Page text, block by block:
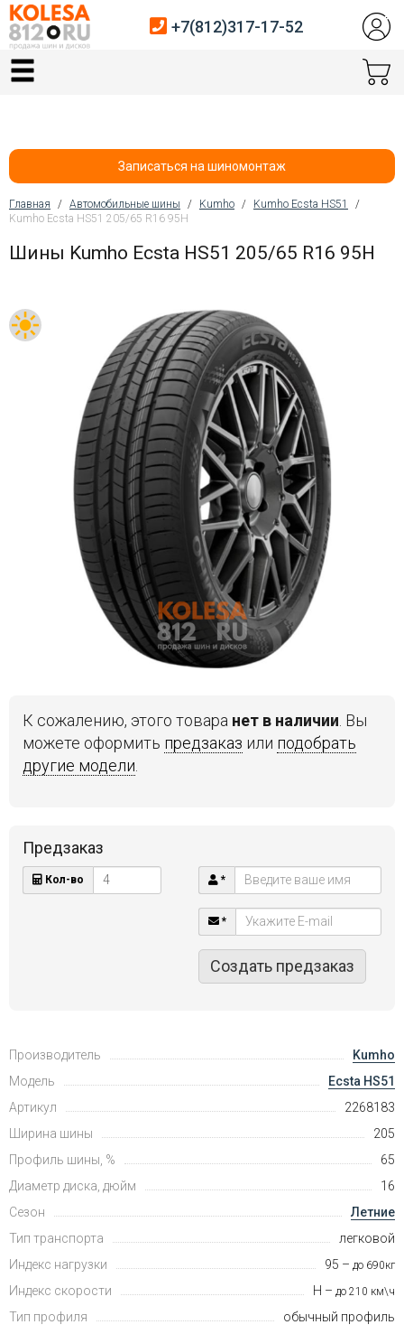
Главная
Автосервис
Хранение шин
Войти на сайт
+7(812)317-
9:00
до
21:00
+7(812)317-17-52
Записаться на шиномонтаж
Вы здесь
Главная / Автомобильные шины / Kumho / Kumho Ecsta HS51
/
Kumho Ecsta HS51 205/65 R16 95H
Шины Kumho Ecsta HS51 205/65 R16 95H
К сожалению, этого товара нет в наличии . Вы
можете оформить предзаказ или подобрать
другие модели
Предзаказ
Кол-во *
*
Создать предзаказ
Производитель
Kumho
Модель
Ecsta HS51
Артикул
2268183
Ширина шины
205
Профиль шины, %
65
Диаметр диска, дюйм
16
Сезон
Летние
Тип транспорта
легковой
Индекс нагрузки
95 – до 690кг
Индекс скорости H – до 210 км\ч
Тип профиля
обычный профиль